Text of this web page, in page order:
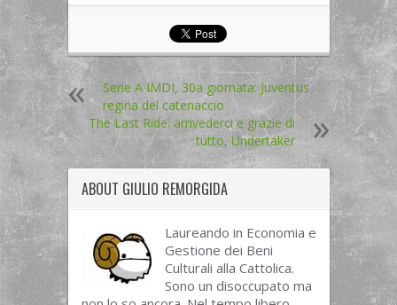
Serie A IMDI, 30a giornata: Juventus
regina del catenaccio
The Last Ride: arrivederci e grazie di
tutto, Undertaker
ABOUT GIULIO REMORGIDA
Laureando in Economia e
Gestione dei Beni
Culturali alla Cattolica.
Sono un disoccupato ma